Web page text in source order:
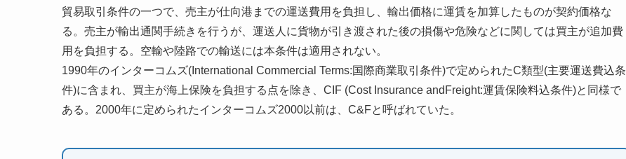
貿易取引条件の一つで、売主が仕向港までの運送費用を負担し、輸出価格に運賃を加算したものが契約価格な
る。売主が輸出通関手続きを行うが、運送人に貨物が引き渡された後の損傷や危険などに関しては買主が追加費
用を負担する。空輸や陸路での輸送には本条件は適用されない。
1990年のインターコムズ(International Commercial Terms:国際商業取引条件)で定められたC類型(主要運送費込条
件)に含まれ、買主が海上保険を負担する点を除き、CIF (Cost Insurance andFreight:運賃保険料込条件)と同様で
ある。2000年に定められたインターコムズ2000以前は、C&Fと呼ばれていた。